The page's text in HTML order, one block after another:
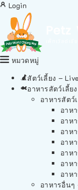
Login
หมวดหมู่
สัตว์เลี้ยง –
อาหารสัตว์เลี้ย
อาหารสัตว์
อาห
อาห
อาห
อาห
อาห
อาห
อาห
อาหารอื่นๆ